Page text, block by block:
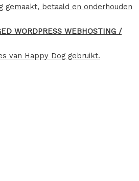
gemaakt, betaald en onderhouden
WORDPRESS WEBHOSTING /
van Happy Dog gebruikt.